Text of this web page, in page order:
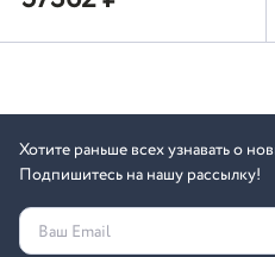
Хотите раньше всех узнавать о
Подпишитесь на нашу рассылку!
Ваш Email